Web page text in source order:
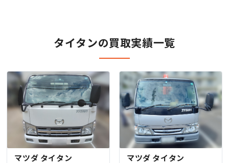
タイタンの買取実績一覧
マツダ タイタン マツダ タイタン